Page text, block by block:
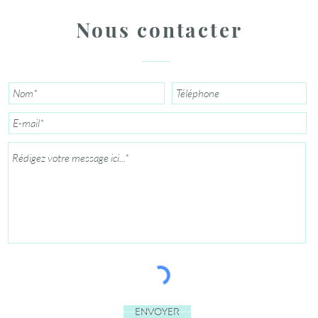
Nous contacter
Envoyer